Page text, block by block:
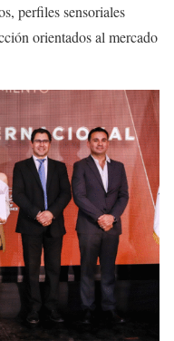
perfiles sensoriales
orientados al mercado